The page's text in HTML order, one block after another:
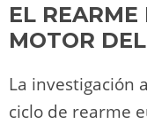
EL REARME
MOTOR
La investigación
ciclo de rearme